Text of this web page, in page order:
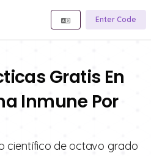
Enter Code
Gratis En
Inmune Por
científico de octavo grado